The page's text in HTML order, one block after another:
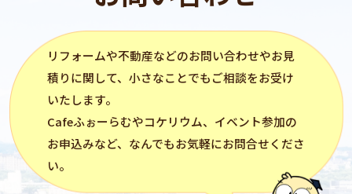
リフォームや不動産などのお問い合わせやお見
積りに関して、小さなことでもご相談をお受け
いたします。
Cafeふぉーらむやコケリウム、イベント参加の
お申込みなど、なんでもお気軽にお問合せくださ
い。